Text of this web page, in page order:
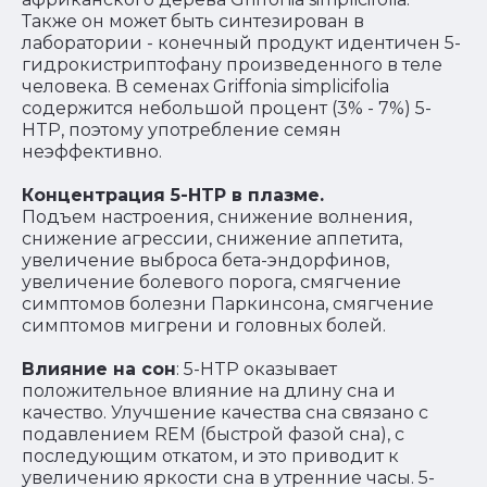
Также он может быть синтезирован в
лаборатории - конечный продукт идентичен 5-
гидрокистриптофану произведенного в теле
человека. В семенах Griffonia simplicifolia
содержится небольшой процент (3% - 7%) 5-
HTP, поэтому употребление семян
неэффективно.
Концентрация 5-HTP в плазме.
Подъем настроения, снижение волнения,
снижение агрессии, снижение аппетита,
увеличение выброса бета-эндорфинов,
увеличение болевого порога, смягчение
симптомов болезни Паркинсона, смягчение
симптомов мигрени и головных болей.
Влияние на сон: 5-HTP оказывает
положительное влияние на длину сна и
качество. Улучшение качества сна связано с
подавлением REM (быстрой фазой сна), с
последующим откатом, и это приводит к
увеличению яркости сна в утренние часы. 5-